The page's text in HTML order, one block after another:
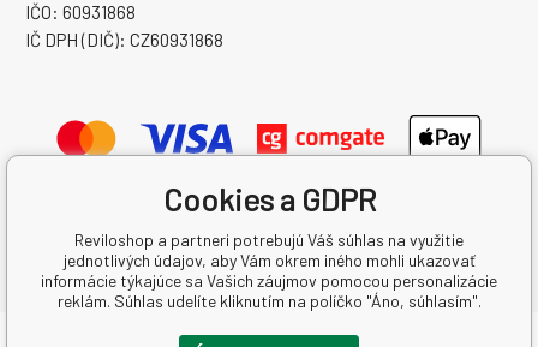
IČO: 60931868
IČ DPH (DIČ): CZ60931868
Cookies a GDPR
Reviloshop a partneri potrebujú Váš súhlas na využitie
jednotlivých údajov, aby Vám okrem iného mohli ukazovať
informácie týkajúce sa Vašich záujmov pomocou personalizácie
reklám. Súhlas udelíte kliknutím na políčko "Áno, súhlasím".